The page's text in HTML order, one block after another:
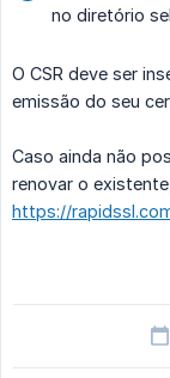
no diretório
O CSR deve ser
emissão do seu
Caso ainda não
renovar o
https://